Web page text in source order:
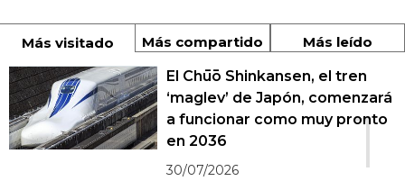
Más visitado Más compartido Más leído
1
El Chūō Shinkansen, el tren
‘maglev’ de Japón, comenzará
a funcionar como muy pronto
en 2036
30/07/2026